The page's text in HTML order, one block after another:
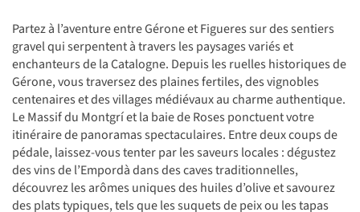
Partez à l’aventure entre Gérone et Figueres sur des sentiers
gravel qui serpentent à travers les paysages variés et
enchanteurs de la Catalogne. Depuis les ruelles historiques de
Gérone, vous traversez des plaines fertiles, des vignobles
centenaires et des villages médiévaux au charme authentique.
Le Massif du Montgrí et la baie de Roses ponctuent votre
itinéraire de panoramas spectaculaires. Entre deux coups de
pédale, laissez-vous tenter par les saveurs locales : dégustez
des vins de l’Empordà dans des caves traditionnelles,
découvrez les arômes uniques des huiles d’olive et savourez
des plats typiques, tels que les suquets de peix ou les tapas